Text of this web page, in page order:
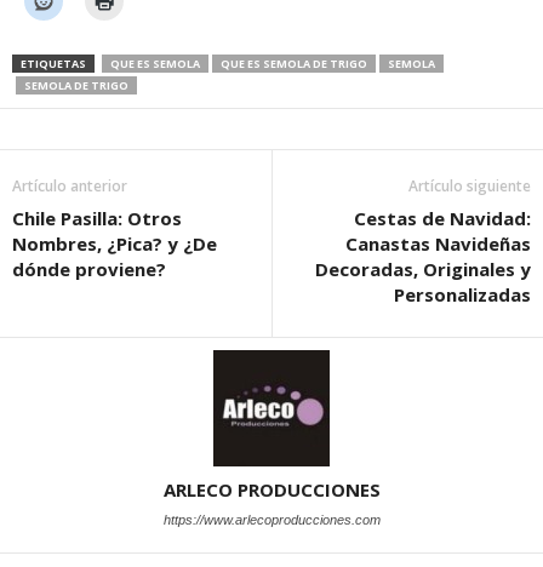
ETIQUETAS QUE ES SEMOLA QUE ES SEMOLA DE TRIGO
SEMOLA
SEMOLA DE TRIGO
Artículo anterior
Chile Pasilla: Otros
Nombres, ¿Pica? y ¿De
dónde proviene?
Artículo siguiente
Cestas de Navidad:
Canastas Navideñas
Decoradas, Originales y
Personalizadas
ARLECO PRODUCCIONES
https://www.arlecoproducciones.com